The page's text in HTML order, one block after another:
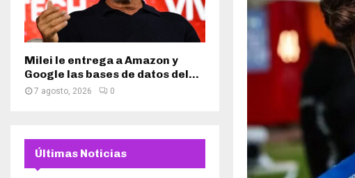
Milei le entrega a Amazon y
Google las bases de datos del...
7 agosto, 2026 0
Últimas Noticias